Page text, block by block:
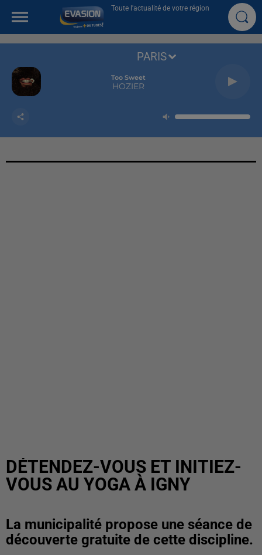
Toute l'actualité de votre région
Too Sweet
HOZIER
PARIS
DÉTENDEZ-VOUS ET INITIEZ-
VOUS AU YOGA À IGNY
La municipalité propose une séance de
découverte gratuite de cette discipline.